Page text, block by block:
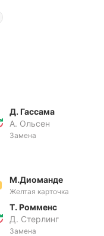
Д. Гассама
А. Ольсен
Замена
М.Диоманде
Желтая карточка
Т. Ромменс
Д. Стерлинг
Замена